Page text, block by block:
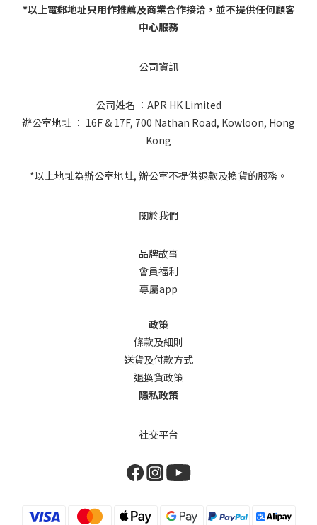
*以上電郵地址只用作推薦及商業合作接洽，並不提供任何顧客
中心服務
公司資訊
公司姓名 ：APR HK Limited
辦公室地址 ： 16F & 17F, 700 Nathan Road, Kowloon, Hong
Kong
*以上地址為辦公室地址, 辦公室不提供退款及換貨的服務。
關於我們
品牌故事
會員福利
專屬app
政策
條款及細則
送貨及付款方式
退換貨政策
隱私政策
社交平台